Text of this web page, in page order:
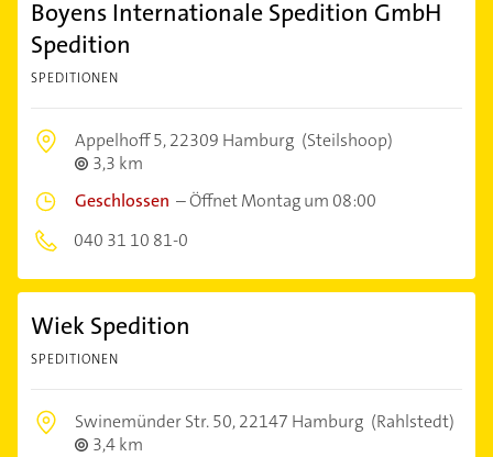
Boyens Internationale Spedition GmbH
Spedition
SPEDITIONEN
Appelhoff 5,22309 Hamburg (Steilshoop)
3,3 km
Geschlossen –Öffnet Montag um 08:00
040 31 10 81-0
Wiek Spedition
SPEDITIONEN
Swinemünder Str. 50,22147 Hamburg (Rahlstedt)
3,4 km